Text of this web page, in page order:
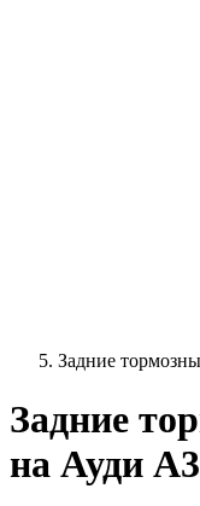
Задние
Задние
на Ауди